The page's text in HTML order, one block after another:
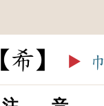
希 ▶️ 巾